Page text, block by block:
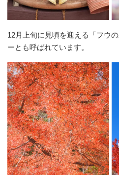
12月上旬に見頃を迎える「フウ
ーとも呼ばれています。